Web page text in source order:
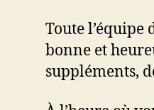
Toute l’équipe
bonne et
suppléments,